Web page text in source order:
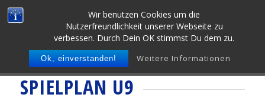
Wir benutzen Cookies um die
Nutzerfreundlichkeit unserer Webseite zu
verbessen. Durch Dein OK stimmst Du dem zu.
Ok, einverstanden! Weitere Informationen
SPIELPLAN U9